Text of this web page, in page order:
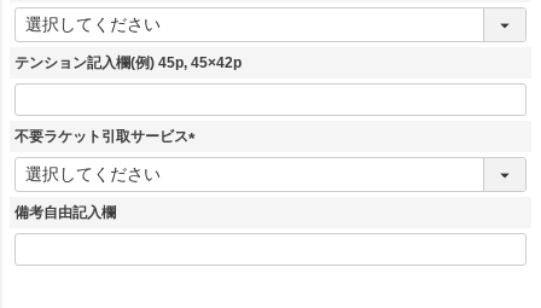
(
須
テンション記入欄(例) 45p, 45×42p
不要ラケット引取サービス
(
備考自由記入欄